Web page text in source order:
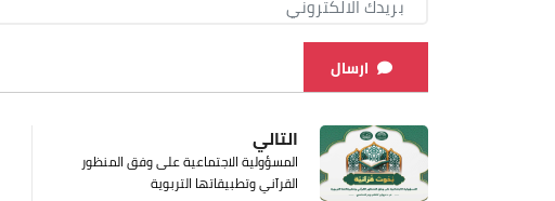
ارسال
التالي
المسؤولية الاجتماعية على وفق المنظور
القرآني وتطبيقاتها التربوية